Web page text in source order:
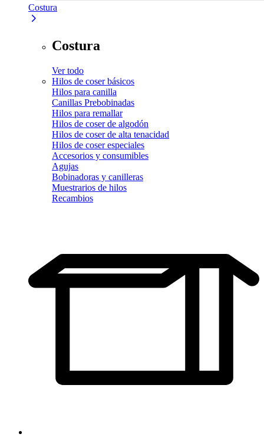
Costura
Costura
Ver todo
Hilos de coser básicos
Hilos para canilla
Canillas Prebobinadas
Hilos para remallar
Hilos de coser de algodón
Hilos de coser de alta tenacidad
Hilos de coser especiales
Accesorios y consumibles
Agujas
Bobinadoras y canilleras
Muestrarios de hilos
Recambios